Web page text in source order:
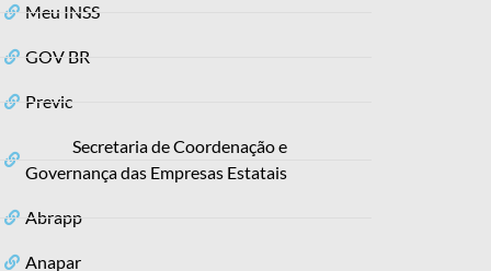
Meu INSS
GOV BR
Previc
Secretaria de Coordenação e
Governança das Empresas Estatais
Abrapp
Anapar